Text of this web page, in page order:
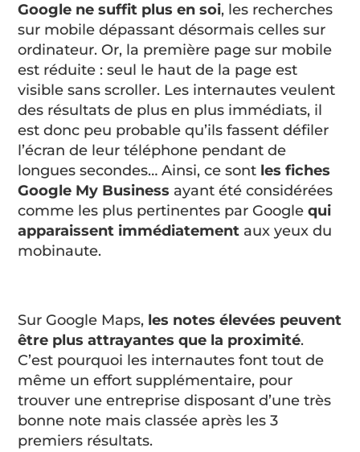
Google ne suffit plus en soi, les recherches
sur mobile dépassant désormais celles sur
ordinateur. Or, la première page sur mobile
est réduite : seul le haut de la page est
visible sans scroller. Les internautes veulent
des résultats de plus en plus immédiats, il
est donc peu probable qu’ils fassent défiler
l’écran de leur téléphone pendant de
longues secondes… Ainsi, ce sont les fiches
Google My Business ayant été considérées
comme les plus pertinentes par Googlequi
apparaissent immédiatement aux yeux du
mobinaute.
Sur Google Maps, les notes élevées peuvent
être plus attrayantes que la proximité.
C’est pourquoi les internautes font tout de
même un effort supplémentaire, pour
trouver une entreprise disposant d’une très
bonne note mais classée après les 3
premiers résultats.